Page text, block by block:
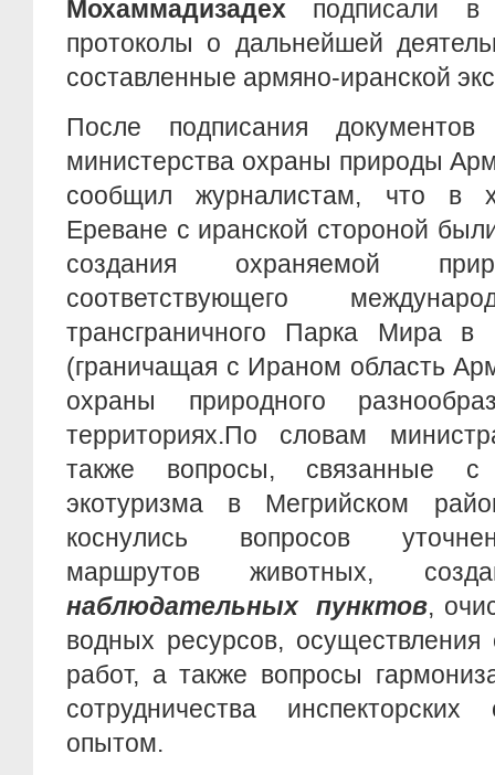
Мохаммадизадех подписали
протоколы о дальнейшей
составленные армяно-иранской
После подписания
министерства охраны природы
сообщил журналистам, что в
Ереване с иранской стороной
создания охраняемой
соответствующего
трансграничного Парка Мира в
(граничащая с Ираном область
охраны природного
территориях.По словам
также вопросы, связанные
экотуризма в Мегрийском
коснулись вопросов
маршрутов животных,
наблюдательных пунктов,
водных ресурсов,
работ, а также вопросы
сотрудничества
опытом.